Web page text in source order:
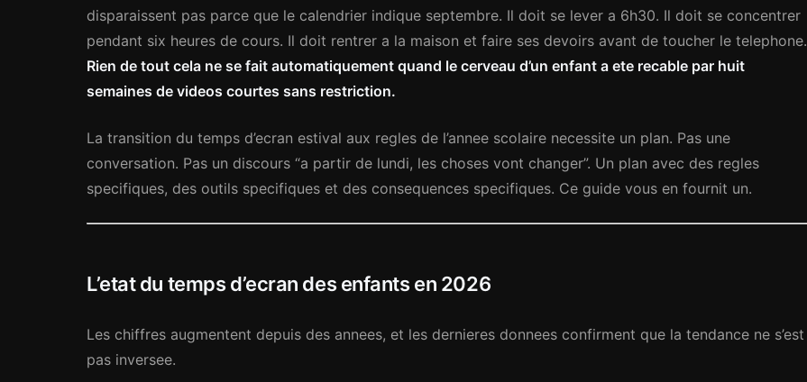
disparaissent pas parce que le calendrier indique septembre. Il doit se lever a 6h30. Il doit se concentrer
pendant six heures de cours. Il doit rentrer a la maison et faire ses devoirs avant de toucher le telephone.
Rien de tout cela ne se fait automatiquement quand le cerveau d’un enfant a ete recable par huit
semaines de videos courtes sans restriction.
La transition du temps d’ecran estival aux regles de l’annee scolaire necessite un plan. Pas une
conversation. Pas un discours “a partir de lundi, les choses vont changer”. Un plan avec des regles
specifiques, des outils specifiques et des consequences specifiques. Ce guide vous en fournit un.
L’etat du temps d’ecran des enfants en 2026
Les chiffres augmentent depuis des annees, et les dernieres donnees confirment que la tendance ne s’est
pas inversee.